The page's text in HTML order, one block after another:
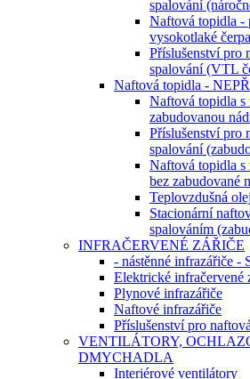
spalování
Naftová topidla -
vysokotlaké
Příslušenství pro
spalování (VTL
Naftová topidla -
Naftová topidla s
zabudovanou
Příslušenství pro
spalování
Naftová topidla s
bez zabudované
Teplovzdušná
Stacionární
spalováním
INFRAČERVENÉ ZÁŘIČE
- nástěnné infrazářiče
Elektrické infračervené
Plynové infrazářiče
Naftové infrazářiče
Příslušenství pro
VENTILÁTORY,
DMYCHADLA
Interiérové ventilátory